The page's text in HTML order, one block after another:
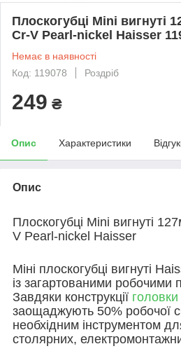
Плоскогубці Mini вигнуті
Cr-V Pearl-nickel Haisser
Немає в наявності
Код: 119078
Роздріб
249 ₴
Опис Характеристики
Опис
Плоскогубці Mini вигнуті
V Pearl-nickel Haisser
Міні плоскогубці вигнуті
із загартованими робочими
Завдяки конструкції головки
заощаджують 50% робочої
необхідним інструментом
столярних,